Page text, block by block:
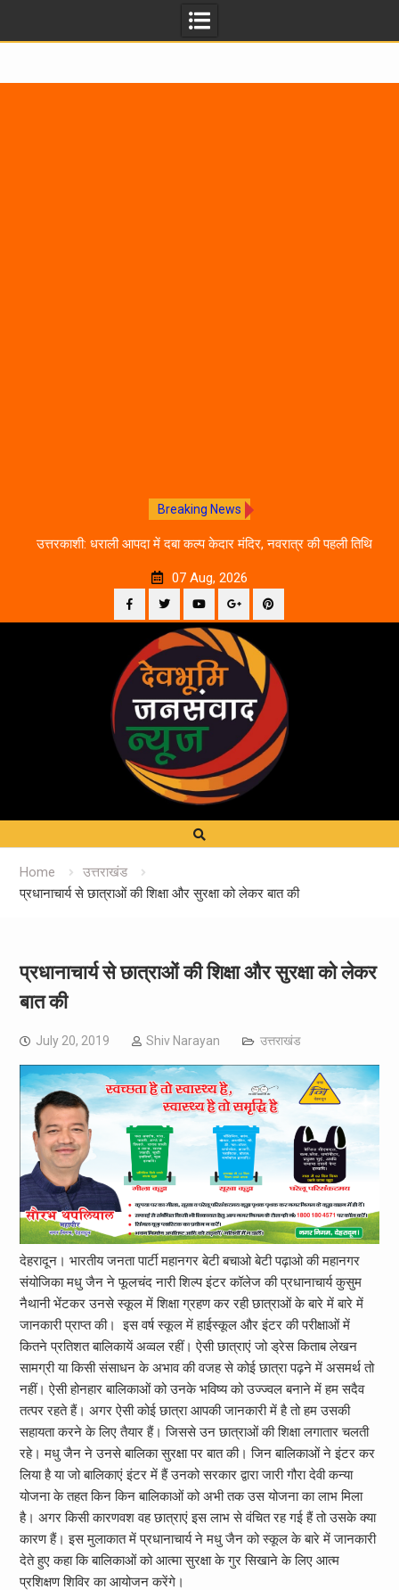
Breaking News
उत्तरकाशी: धराली आपदा में दबा कल्प केदार मंदिर, नवरात्र की पहली तिथि
07 Aug, 2026
Facebook
TwitterYouTubePlus
Google
Home
उत्तराखंड
प्रधानाचार्य से छात्राओं की शिक्षा और सुरक्षा को लेकर बात की
प्रधानाचार्य से छात्राओं की शिक्षा और सुरक्षा को लेकर
बात की
July 20, 2019 Shiv Narayan उत्तराखंड
देहरादून। भारतीय जनता पार्टी महानगर बेटी बचाओ बेटी पढ़ाओ की महानगर
संयोजिका मधु जैन ने फूलचंद नारी शिल्प इंटर कॉलेज की प्रधानाचार्य कुसुम
नैथानी भेंटकर उनसे स्कूल में शिक्षा ग्रहण कर रही छात्राओं के बारे में बारे में
जानकारी प्राप्त की। इस वर्ष स्कूल में हाईस्कूल और इंटर की परीक्षाओं में
कितने प्रतिशत बालिकायें अव्वल रहीं। ऐसी छात्राएं जो ड्रेस किताब लेखन
सामग्री या किसी संसाधन के अभाव की वजह से कोई छात्रा पढ़ने में असमर्थ तो
नहीं। ऐसी होनहार बालिकाओं को उनके भविष्य को उज्ज्वल बनाने में हम सदैव
तत्पर रहते हैं। अगर ऐसी कोई छात्रा आपकी जानकारी में है तो हम उसकी
सहायता करने के लिए तैयार हैं। जिससे उन छात्राओं की शिक्षा लगातार चलती
रहे। मधु जैन ने उनसे बालिका सुरक्षा पर बात की। जिन बालिकाओं ने इंटर कर
लिया है या जो बालिकाएं इंटर में हैं उनको सरकार द्वारा जारी गौरा देवी कन्या
योजना के तहत किन किन बालिकाओं को अभी तक उस योजना का लाभ मिला
है। अगर किसी कारणवश वह छात्राएं इस लाभ से वंचित रह गई हैं तो उसके क्या
कारण हैं। इस मुलाकात में प्रधानाचार्य ने मधु जैन को स्कूल के बारे में जानकारी
देते हुए कहा कि बालिकाओं को आत्मा सुरक्षा के गुर सिखाने के लिए आत्म
प्रशिक्षण शिविर का आयोजन करेंगे।